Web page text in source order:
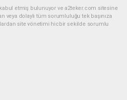
kabul etmiş bulunuyor ve a2teker.com sitesine
veya dolaylı tüm sorumluluğu tek başınıza
site yönetimi hiçbir şekilde sorumlu